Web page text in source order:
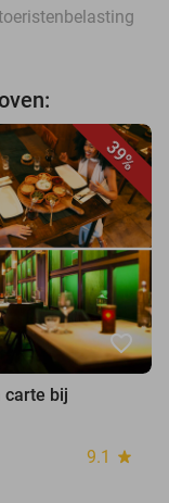
39%
favorite_border
carte bij
9.1 star